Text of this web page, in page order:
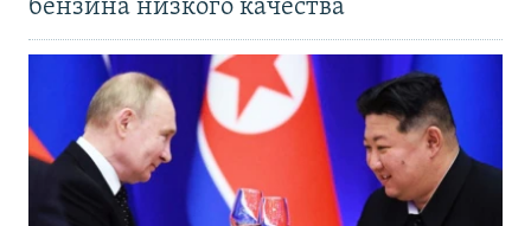
бензина низкого качества